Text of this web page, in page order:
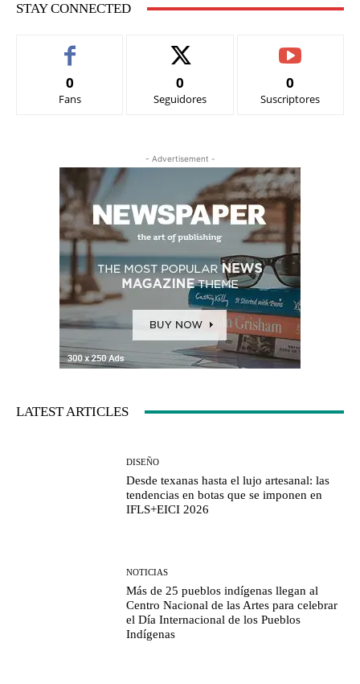
STAY CONNECTED
0
Fans
0
Seguidores
0
Suscriptores
- Advertisement -
LATEST ARTICLES
DISEÑO
Desde texanas hasta el lujo artesanal: las
tendencias en botas que se imponen en
IFLS+EICI 2026
NOTICIAS
Más de 25 pueblos indígenas llegan al
Centro Nacional de las Artes para celebrar
el Día Internacional de los Pueblos
Indígenas